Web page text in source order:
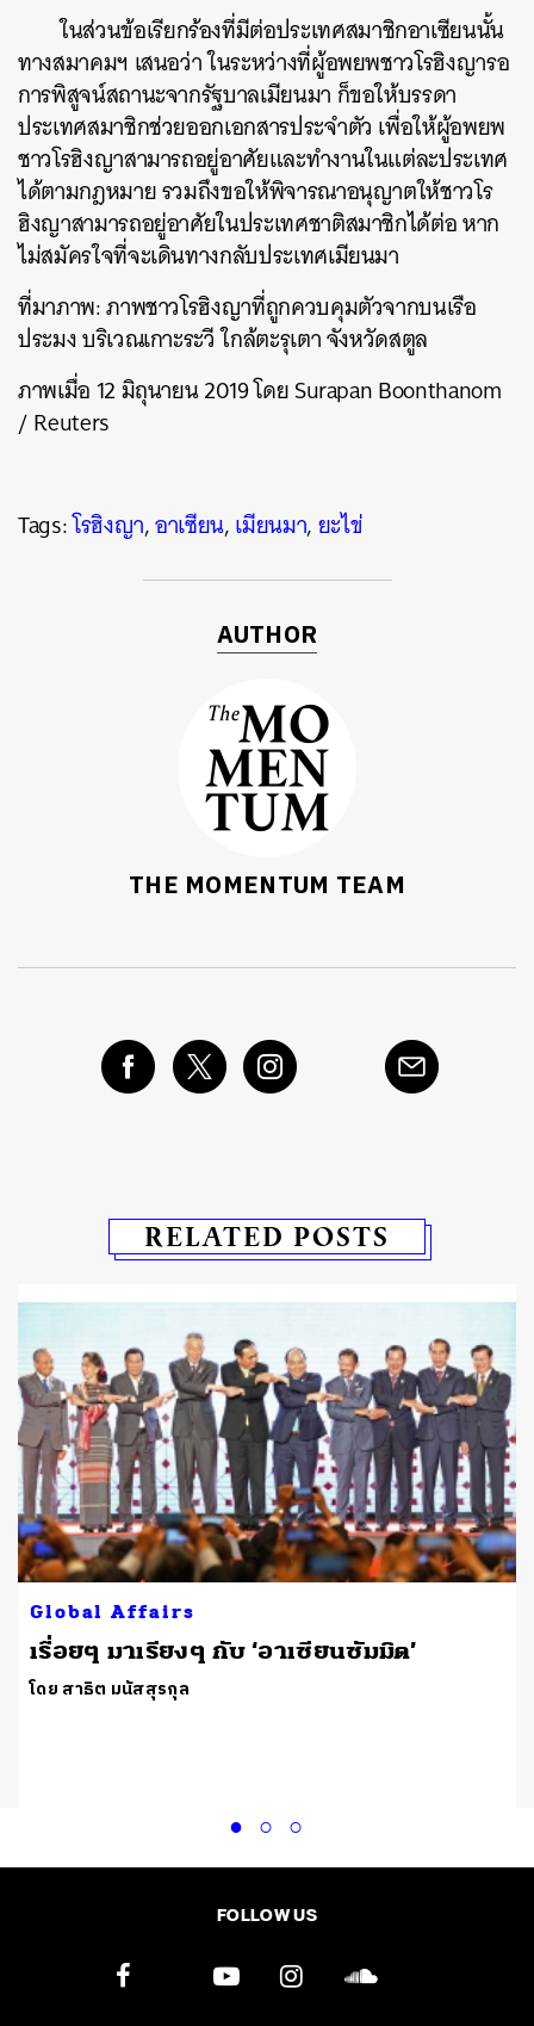
ในส่วนข้อเรียกร้องที่มีต่อประเทศสมาชิกอาเซียนนั้น
ทางสมาคมฯ เสนอว่า ในระหว่างที่ผู้อพยพชาวโรฮิงญารอ
การพิสูจน์สถานะจากรัฐบาลเมียนมา ก็ขอให้บรรดา
ประเทศสมาชิกช่วยออกเอกสารประจำตัว เพื่อให้ผู้อพยพ
ชาวโรฮิงญาสามารถอยู่อาศัยและทำงานในแต่ละประเทศ
ได้ตามกฎหมาย รวมถึงขอให้พิจารณาอนุญาตให้ชาวโร
ฮิงญาสามารถอยู่อาศัยในประเทศชาติสมาชิกได้ต่อ หาก
ไม่สมัครใจที่จะเดินทางกลับประเทศเมียนมา
ที่มาภาพ: ภาพชาวโรฮิงญาที่ถูกควบคุมตัวจากบนเรือ
ประมง บริเวณเกาะระวี ใกล้ตะรุเตา จังหวัดสตูล
ภาพเมื่อ 12 มิถุนายน 2019 โดย Surapan Boonthanom
/ Reuters
Tags:โรฮิงญา,อาเซียน,เมียนมา,ยะไข่
AUTHOR
THE MOMENTUM TEAM
RELATED POSTS
Global Affairs
เรื่อยๆ มาเรียงๆ กับ ‘อาเซียนซัมมิต’
โดย สาธิต มนัสสุรกุล
FOLLOW US
ค้นหา
SHARE TWEET LINE EMAIL